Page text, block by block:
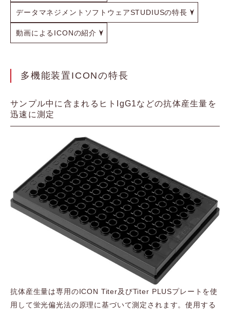
データマネジメントソフトウェアSTUDIUSの特長
動画によるICONの紹介
多機能装置ICONの特長
サンプル中に含まれるヒトIgG1などの抗体産生量を
迅速に測定
抗体産生量は専用のICON Titer及びTiter PLUSプレートを使
用して蛍光偏光法の原理に基づいて測定されます。使用する